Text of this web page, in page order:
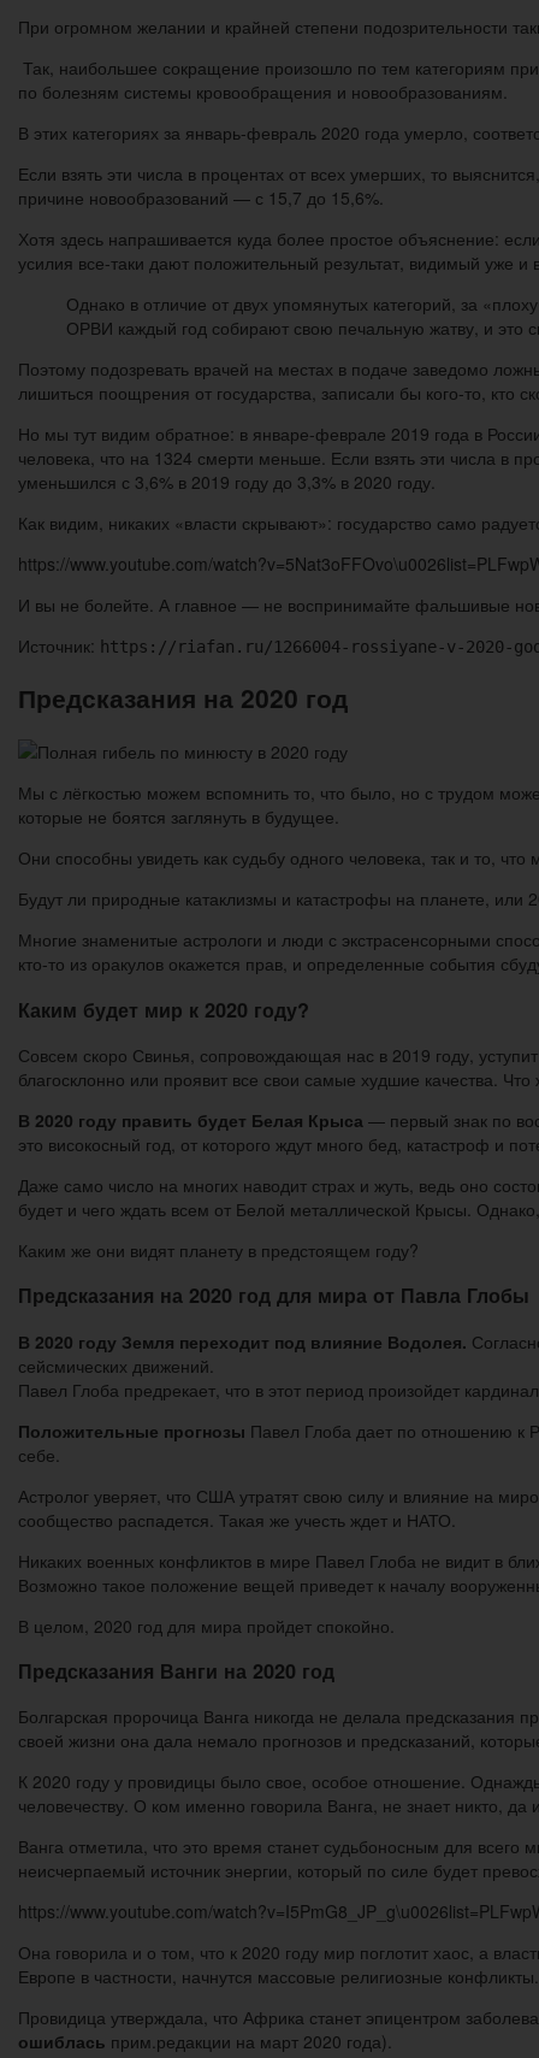
При огромном желании и крайней степени подозрительности
Так, наибольшее сокращение произошло по тем категориям
по болезням системы кровообращения и новообразованиям.
В этих категориях за январь-февраль 2020 года умерло,
Если взять эти числа в процентах от всех умерших, то
причине новообразований — с 15,7 до 15,6%.
Хотя здесь напрашивается куда более простое объяснение:
усилия все-таки дают положительный результат, видимый уже и
Однако в отличие от двух упомянутых категорий, за
ОРВИ каждый год собирают свою печальную жатву, и это
Поэтому подозревать врачей на местах в подаче заведомо
лишиться поощрения от государства, записали бы кого-то, кто
Но мы тут видим обратное: в январе-феврале 2019 года в
человека, что на 1324 смерти меньше. Если взять эти числа в
уменьшился с 3,6% в 2019 году до 3,3% в 2020 году.
Как видим, никаких «власти скрывают»: государство само
https://www.youtube.com/
И вы не болейте. А главное — не воспринимайте фальшивые
Источник: https://riafan.ru/1266004-rossiyane-v-2020-
Предсказания на 2020 год
Мы с лёгкостью можем вспомнить то, что было, но с трудом
которые не боятся заглянуть в будущее.
Они способны увидеть как судьбу одного человека, так и то,
Будут ли природные катаклизмы и катастрофы на планете, или
Многие знаменитые астрологи и люди с экстрасенсорными
кто-то из оракулов окажется прав, и определенные события
Каким будет мир к 2020 году?
Совсем скоро Свинья, сопровождающая нас в 2019 году,
благосклонно или проявит все свои самые худшие качества.
В 2020 году править будет Белая Крыса — первый знак по
это високосный год, от которого ждут много бед, катастроф и
Даже само число на многих наводит страх и жуть, ведь оно
будет и чего ждать всем от Белой металлической Крысы.
Каким же они видят планету в предстоящем году?
Предсказания на 2020 год для мира от Павла Глобы
В 2020 году Земля переходит под влияние Водолея.
сейсмических движений.
Павел Глоба предрекает, что в этот период произойдет
Положительные прогнозы Павел Глоба дает по отношению к
себе.
Астролог уверяет, что США утратят свою силу и влияние на
сообщество распадется. Такая же учесть ждет и НАТО.
Никаких военных конфликтов в мире Павел Глоба не видит в
Возможно такое положение вещей приведет к началу
В целом, 2020 год для мира пройдет спокойно.
Предсказания Ванги на 2020 год
Болгарская пророчица Ванга никогда не делала
своей жизни она дала немало прогнозов и предсказаний,
К 2020 году у провидицы было свое, особое отношение.
человечеству. О ком именно говорила Ванга, не знает никто,
Ванга отметила, что это время станет судьбоносным для
неисчерпаемый источник энергии, который по силе будет
https://www.youtube.com/
Она говорила и о том, что к 2020 году мир поглотит хаос, а
Европе в частности, начнутся массовые религиозные
Провидица утверждала, что Африка станет эпицентром
ошиблась прим.редакции на март 2020 года).